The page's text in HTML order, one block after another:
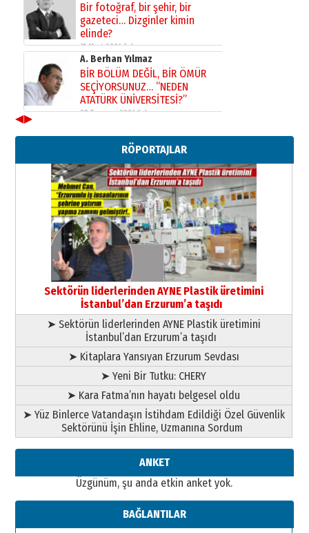
Bir fotoğraf, bir şehir, bir
gazeteci… Dizginler kimin
elinde?
31 Mart 2026 Salı
A. Berhan Yılmaz
BİR BÖLÜM DEĞİL, BİR ÖMÜR
SEÇİYORSUNUZ… “NEDEN
ATATÜRK ÜNİVERSİTESİ?”
28 Temmuz 2026 Salı
Ahmed Yesevi’den bir Alperen…
”Reisimiz” idi… Hakka yürüdü.!
26 Mart 2026 Perşembe
Cem Bakırcı
Ardında bıraktığı hatıralarıyla
gönül adamı Faruk Terzioğlu!
13 Mayıs 2026 Çarşamba
Esat BİNDESEN
Başkan Sekmen’den Erzurum’a
bir vizyon proje daha!
02 Ağustos 2026 Pazar
◀▶
RÖPORTAJLAR
Sektörün liderlerinden AYNE Plastik üretimini
İstanbul’dan Erzurum’a taşıdı
➤ Sektörün liderlerinden AYNE Plastik üretimini
İstanbul’dan Erzurum’a taşıdı
➤ Kitaplara Yansıyan Erzurum Sevdası
➤ Yeni Bir Tutku: CHERY
➤ Kara Fatma’nın hayatı belgesel oldu
➤ Yüz Binlerce Vatandaşın İstihdam Edildiği Özel Güvenlik
Sektörünü İşin Ehline, Uzmanına Sordum
ANKET
Üzgünüm, şu anda etkin anket yok.
BAĞLANTILAR